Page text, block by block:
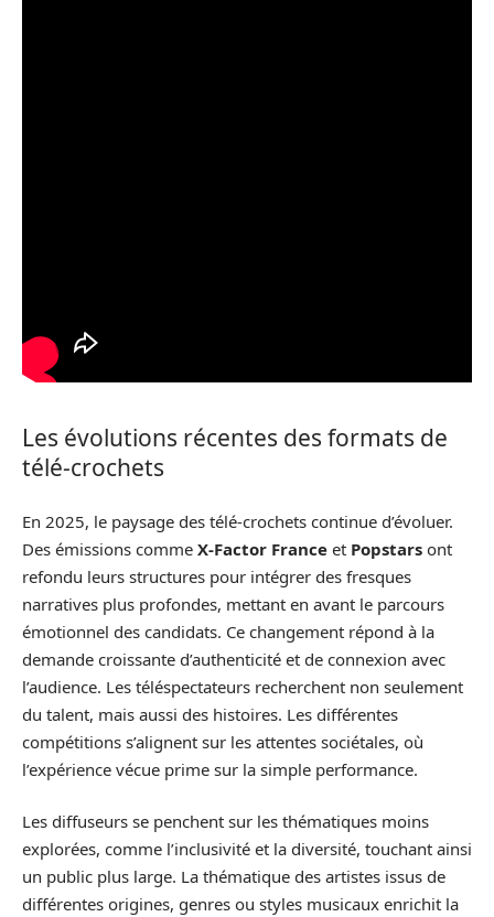
Les évolutions récentes des formats de
télé-crochets
En 2025, le paysage des télé-crochets continue d’évoluer.
Des émissions comme X-Factor France et Popstars ont
refondu leurs structures pour intégrer des fresques
narratives plus profondes, mettant en avant le parcours
émotionnel des candidats. Ce changement répond à la
demande croissante d’authenticité et de connexion avec
l’audience. Les téléspectateurs recherchent non seulement
du talent, mais aussi des histoires. Les différentes
compétitions s’alignent sur les attentes sociétales, où
l’expérience vécue prime sur la simple performance.
Les diffuseurs se penchent sur les thématiques moins
explorées, comme l’inclusivité et la diversité, touchant ainsi
un public plus large. La thématique des artistes issus de
différentes origines, genres ou styles musicaux enrichit la